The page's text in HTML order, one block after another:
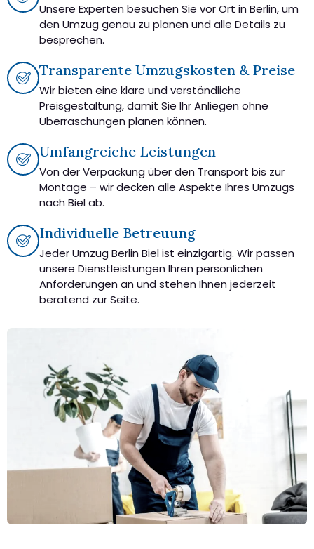
Unsere Experten besuchen Sie vor Ort in Berlin, um
den Umzug genau zu planen und alle Details zu
besprechen.
Transparente Umzugskosten & Preise
Wir bieten eine klare und verständliche
Preisgestaltung, damit Sie Ihr Anliegen ohne
Überraschungen planen können.
Umfangreiche Leistungen
Von der Verpackung über den Transport bis zur
Montage – wir decken alle Aspekte Ihres Umzugs
nach Biel ab.
Individuelle Betreuung
Jeder Umzug Berlin Biel ist einzigartig. Wir passen
unsere Dienstleistungen Ihren persönlichen
Anforderungen an und stehen Ihnen jederzeit
beratend zur Seite.